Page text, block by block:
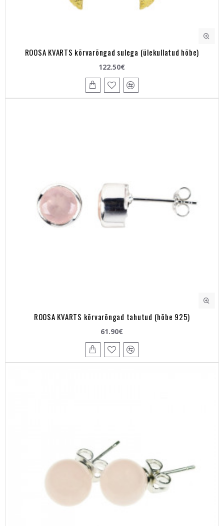
ROOSA KVARTS kõrvarõngad sulega (ülekullatud hõbe)
122.50€
ROOSA KVARTS kõrvarõngad tahutud (hõbe 925)
61.90€